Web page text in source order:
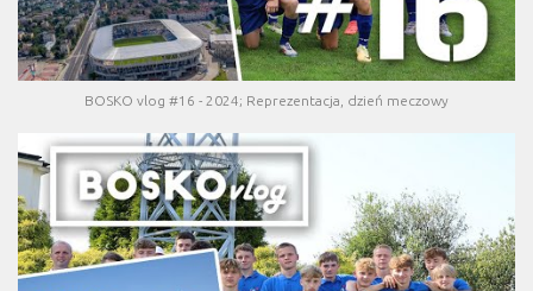
BOSKO vlog #16 - 2024; Reprezentacja, dzień meczowy